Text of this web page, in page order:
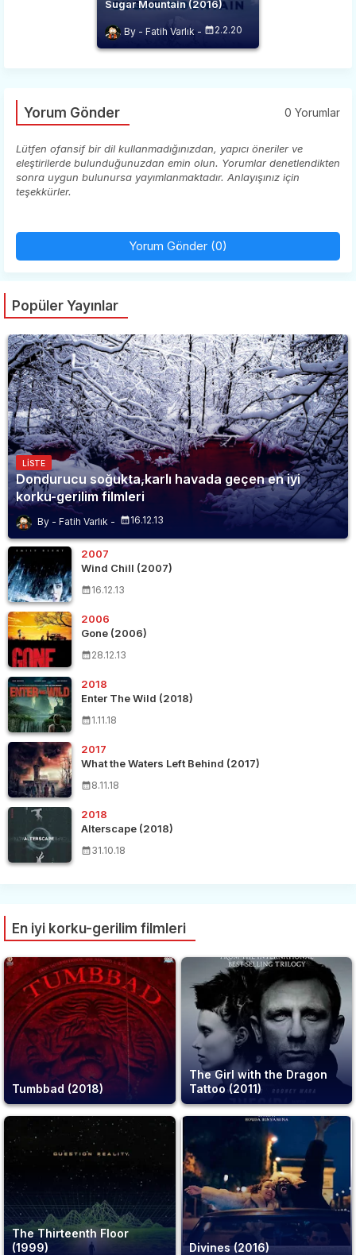
Sugar Mountain (2016)
Fatih Varlık 2.2.20
Yorum Gönder 0 Yorumlar
Lütfen ofansif bir dil kullanmadığınızdan, yapıcı öneriler ve
eleştirilerde bulunduğunuzdan emin olun. Yorumlar denetlendikten
sonra uygun bulunursa yayımlanmaktadır. Anlayışınız için
teşekkürler.
Yorum Gönder (0)
Popüler Yayınlar
LISTE
Dondurucu soğukta,karlı havada geçen en iyi
korku-gerilim filmleri
Fatih Varlık 16.12.13
2007
Wind Chill (2007)
16.12.13
2006
Gone (2006)
28.12.13
2018
Enter The Wild (2018)
1.11.18
2017
What the Waters Left Behind (2017)
8.11.18
2018
Alterscape (2018)
31.10.18
En iyi korku-gerilim filmleri
Tumbbad (2018)
The Girl with the Dragon
Tattoo (2011)
The Thirteenth Floor
(1999)
Divines (2016)